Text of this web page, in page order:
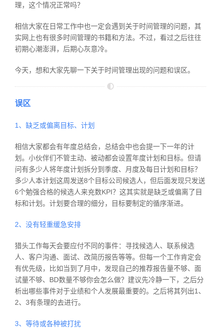
理，这个情况正常吗？
相信大家在日常工作中也一定会遇到关于时间管理的问题，其
实网上也有很多时间管理的书籍和方法。不过，看过之后往往
初期心潮澎湃，后期心灰意冷。
今天，想和大家先聊一下关于时间管理出现的问题和误区。
误区
1、缺乏或偏离目标、计划
相信大家都会有年度总结会，总结会中也会提一下一年的计
划。小伙伴们不管主动、被动都会设置年度计划和目标。但请
问有多少人将年度计划拆分到季度、月度及每日计划和目标？
多少人本计划这周发送8个目标公司候选人，但后面发现只发送
6个勉强合格的候选人来充数KPI？这其实就是缺乏或偏离了目
标和计划。计划要合理的细分，目标要制定的循序渐进。
2、没有轻重缓急安排
猎头工作每天会要应付不同的事件：寻找候选人、联系候选
人、客户沟通、面试、改简历报告等等。但每一个工作肯定会
有优先级，比如当到了月中，发现自己的推荐报告量不够、面
试量不够、BD数量不够你会怎么做？建议先冷静一下，之后分
析出哪些事件对于业绩和个人发展最重要的。之后将其列出1、
2、3有条理的去进行。
3、等待或各种被打扰